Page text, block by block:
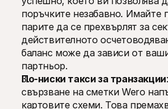
поръчките незабавно. Имайте
парите да се прехвърлят за
действителното
баланс може да зависи от
партньор.
По-ниски такси за транзакции
свързване на сметки Wero
картовите схеми. Това